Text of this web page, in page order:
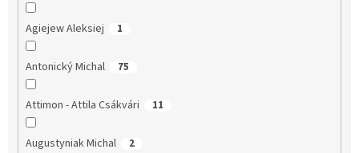
Agiejew Aleksiej 1
Antonický Michal 75
Attimon - Attila Csákvári 11
Augustyniak Michal 2